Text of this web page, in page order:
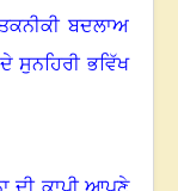
ਬਦਲਾਅ
ਸੁਨਹਿਰੀ ਭਵਿੱਖ